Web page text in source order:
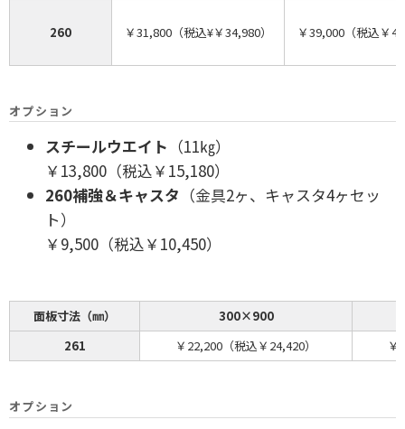
260 ￥31,800（税込¥￥34,980） ￥39,000（税込￥
オプション
スチールウエイト （11㎏）
￥13,800（税込￥15,180）
260補強＆キャスタ （金具2ヶ、キャスタ4ヶセッ
ト）
￥9,500（税込￥10,450）
面板寸法（㎜）
300×900
261
￥22,200（税込￥24,420） ￥
オプション